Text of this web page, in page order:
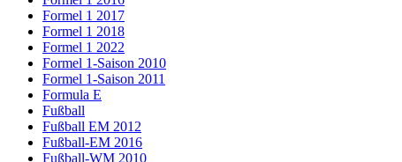
Formel 1 2017
Formel 1 2018
Formel 1 2022
Formel 1-Saison 2010
Formel 1-Saison 2011
Formula E
Fußball
Fußball EM 2012
Fußball-EM 2016
Fußball-WM 2010